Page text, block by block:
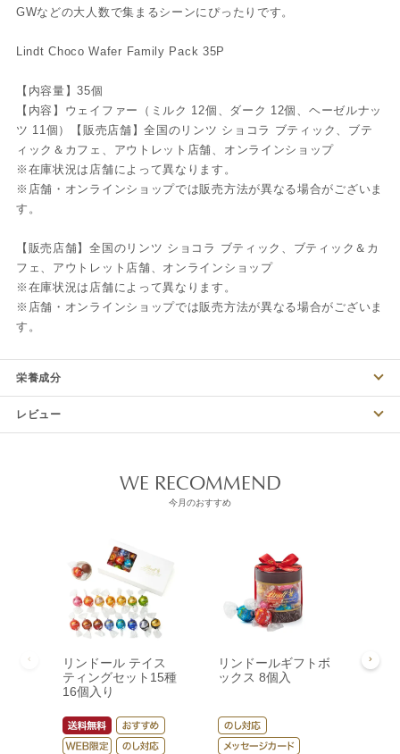
GWなどの大人数で集まるシーンにぴったりです。
Lindt Choco Wafer Family Pack 35P
【内容量】35個
【内容】ウェイファー（ミルク 12個、ダーク 12個、ヘーゼルナッ
ツ 11個）【販売店舗】全国のリンツ ショコラ ブティック、ブテ
ィック＆カフェ、アウトレット店舗、オンラインショップ
※在庫状況は店舗によって異なります。
※店舗・オンラインショップでは販売方法が異なる場合がございま
す。
【販売店舗】全国のリンツ ショコラ ブティック、ブティック＆カ
フェ、アウトレット店舗、オンラインショップ
※在庫状況は店舗によって異なります。
※店舗・オンラインショップでは販売方法が異なる場合がございま
す。
栄養成分
レビュー
WE RECOMMEND
今月のおすすめ
リンドール テイス
ティングセット15種
16個入り
リンドールギフトボ
ックス 8個入
リ